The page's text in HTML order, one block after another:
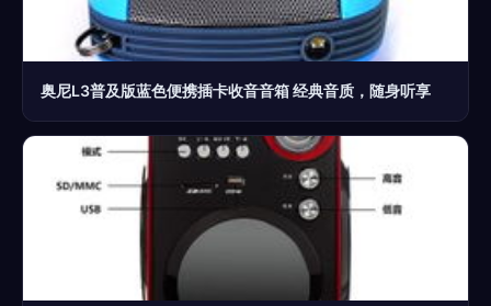
奥尼L3普及版蓝色便携插卡收音音箱 经典音质，随身听享